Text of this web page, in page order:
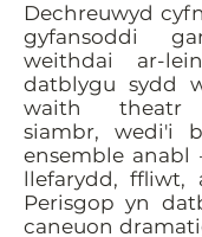
Dechreuwyd
gyfansoddi
weithdai ar-
datblygu sydd
waith theatr
siambr, wedi'i
ensemble anabl
llefarydd, ffliwt,
Perisgop yn
caneuon